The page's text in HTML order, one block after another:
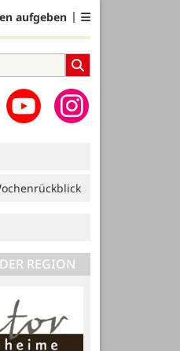
aufgeben
REGION